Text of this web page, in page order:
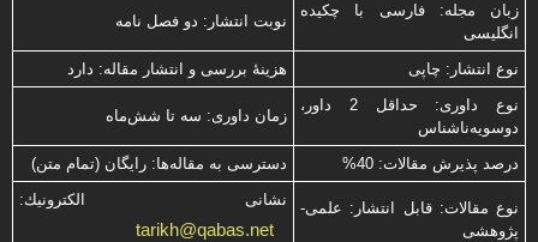
زبان مجله: فارسی با چكیده
انگلیسی
نوبت انتشار: دو فصل نامه
نوع انتشار: چاپی
هزینۀ بررسی و انتشار مقاله: دارد
نوع داوری: حداقل 2 داور،
دوسویه‌ناشناس
زمان داوری: سه تا شش‌ماه
درصد پذیرش مقالات: 40% دسترسی به مقاله‌ها: رایگان (تمام متن)
نوع مقالات: قابل انتشار: علمی-
پژوهشی
نشانی الكترونیك:
tarikh@qabas.net